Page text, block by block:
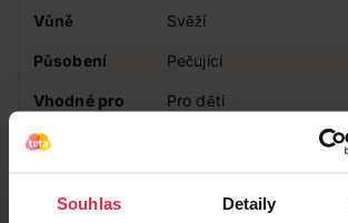
Souhlas Detaily
Vůně Svěží
Působení Pečující
Vhodné pro Pro děti